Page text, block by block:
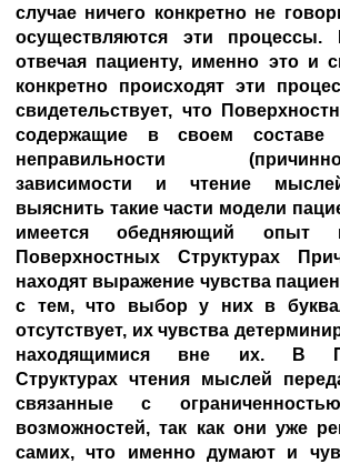
случае ничего конкретно не
осуществляются эти процессы.
отвечая пациенту, именно это и
конкретно происходят эти
свидетельствует, что
содержащие в своем составе
неправильности (причинно-
зависимости и чтение
выяснить такие части модели
имеется обедняющий опыт
Поверхностных Структурах
находят выражение чувства
с тем, что выбор у них в
отсутствует, их чувства
находящимися вне их. В
Структурах чтения мыслей
связанные с
возможностей, так как они уже
самих, что именно думают и